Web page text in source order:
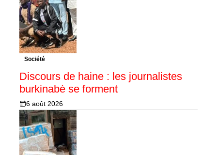
Société
Discours de haine : les journalistes
burkinabè se forment
6 août 2026